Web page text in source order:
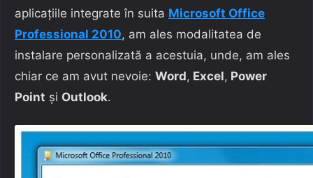
aplicaţiile integrate în suita Microsoft Office
Professional 2010, am ales modalitatea de
instalare personalizată a acestuia, unde, am ales
chiar ce am avut nevoie: Word, Excel, Power
Point şi Outlook.